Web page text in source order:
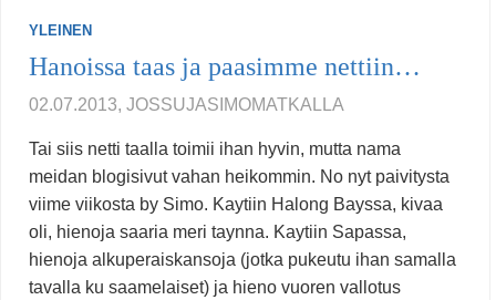
YLEINEN
Hanoissa taas ja paasimme nettiin…
02.07.2013, JOSSUJASIMOMATKALLA
Tai siis netti taalla toimii ihan hyvin, mutta nama
meidan blogisivut vahan heikommin. No nyt paivitysta
viime viikosta by Simo. Kaytiin Halong Bayssa, kivaa
oli, hienoja saaria meri taynna. Kaytiin Sapassa,
hienoja alkuperaiskansoja (jotka pukeutu ihan samalla
tavalla ku saamelaiset) ja hieno vuoren vallotus